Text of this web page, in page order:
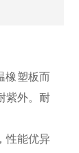
橡塑板而
紫外。耐
性能优异